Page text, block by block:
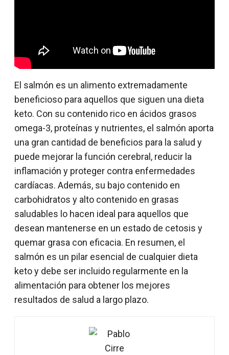
El salmón es un alimento extremadamente
beneficioso para aquellos que siguen una dieta
keto. Con su contenido rico en ácidos grasos
omega-3, proteínas y nutrientes, el salmón aporta
una gran cantidad de beneficios para la salud y
puede mejorar la función cerebral, reducir la
inflamación y proteger contra enfermedades
cardíacas. Además, su bajo contenido en
carbohidratos y alto contenido en grasas
saludables lo hacen ideal para aquellos que
desean mantenerse en un estado de cetosis y
quemar grasa con eficacia. En resumen, el
salmón es un pilar esencial de cualquier dieta
keto y debe ser incluido regularmente en la
alimentación para obtener los mejores
resultados de salud a largo plazo.